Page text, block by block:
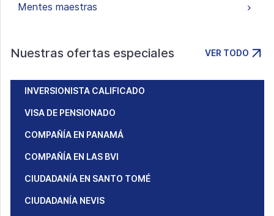
Mentes maestras
Nuestras ofertas especiales VER TODO
INVERSIONISTA CALIFICADO
VISA DE PENSIONADO
COMPAÑÍA EN PANAMÁ
COMPAÑÍA EN LAS BVI
CIUDADANÍA EN SANTO TOMÉ
CIUDADANÍA NEVIS